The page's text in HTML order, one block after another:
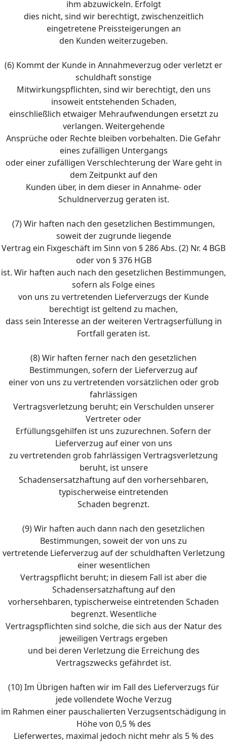
ihm abzuwickeln. Erfolgt
dies nicht, sind wir berechtigt, zwischenzeitlich
eingetretene Preissteigerungen an
den Kunden weiterzugeben.
(6) Kommt der Kunde in Annahmeverzug oder verletzt er
schuldhaft sonstige
Mitwirkungspflichten, sind wir berechtigt, den uns
insoweit entstehenden Schaden,
einschließlich etwaiger Mehraufwendungen ersetzt zu
verlangen. Weitergehende
Ansprüche oder Rechte bleiben vorbehalten. Die Gefahr
eines zufälligen Untergangs
oder einer zufälligen Verschlechterung der Ware geht in
dem Zeitpunkt auf den
Kunden über, in dem dieser in Annahme- oder
Schuldnerverzug geraten ist.
(7) Wir haften nach den gesetzlichen Bestimmungen,
soweit der zugrunde liegende
Vertrag ein Fixgeschäft im Sinn von § 286 Abs. (2) Nr. 4 BGB
oder von § 376 HGB
ist. Wir haften auch nach den gesetzlichen Bestimmungen,
sofern als Folge eines
von uns zu vertretenden Lieferverzugs der Kunde
berechtigt ist geltend zu machen,
dass sein Interesse an der weiteren Vertragserfüllung in
Fortfall geraten ist.
(8) Wir haften ferner nach den gesetzlichen
Bestimmungen, sofern der Lieferverzug auf
einer von uns zu vertretenden vorsätzlichen oder grob
fahrlässigen
Vertragsverletzung beruht; ein Verschulden unserer
Vertreter oder
Erfüllungsgehilfen ist uns zuzurechnen. Sofern der
Lieferverzug auf einer von uns
zu vertretenden grob fahrlässigen Vertragsverletzung
beruht, ist unsere
Schadensersatzhaftung auf den vorhersehbaren,
typischerweise eintretenden
Schaden begrenzt.
(9) Wir haften auch dann nach den gesetzlichen
Bestimmungen, soweit der von uns zu
vertretende Lieferverzug auf der schuldhaften Verletzung
einer wesentlichen
Vertragspflicht beruht; in diesem Fall ist aber die
Schadensersatzhaftung auf den
vorhersehbaren, typischerweise eintretenden Schaden
begrenzt. Wesentliche
Vertragspflichten sind solche, die sich aus der Natur des
jeweiligen Vertrags ergeben
und bei deren Verletzung die Erreichung des
Vertragszwecks gefährdet ist.
(10) Im Übrigen haften wir im Fall des Lieferverzugs für
jede vollendete Woche Verzug
im Rahmen einer pauschalierten Verzugsentschädigung in
Höhe von 0,5 % des
Lieferwertes, maximal jedoch nicht mehr als 5 % des